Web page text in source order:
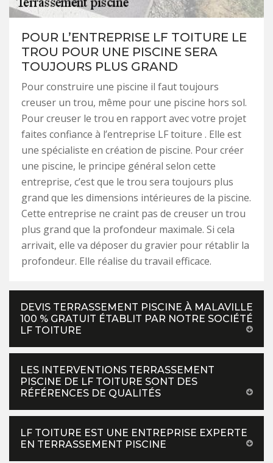
POUR L’ENTREPRISE LF TOITURE LE
TROU POUR UNE PISCINE SERA
TOUJOURS PLUS GRAND
Pour construire une piscine il faut toujours
creuser un trou, même pour une piscine hors sol.
Pour creuser le trou en rapport avec votre projet
faites confiance à l’entreprise LF toiture . Elle est
une spécialiste en création de piscine. Pour créer
une piscine, le principe général selon cette
entreprise, c’est que le trou sera toujours plus
grand que les dimensions intérieures de la piscine.
Cette entreprise ne craint pas de creuser un trou
plus grand que la profondeur maximale. Si cela
arrivait, elle va déposer du gravier pour rétablir la
profondeur. Elle réalise du travail efficace.
DEVIS TERRASSEMENT PISCINE À MALAVILLE
100 % GRATUIT ÉTABLIT PAR NOTRE SOCIÉTÉ
LF TOITURE
LES INTERVENTIONS TERRASSEMENT
PISCINE DE LF TOITURE SONT DES
RÉFÉRENCES DE QUALITÉS
LF TOITURE EST UNE ENTREPRISE EXPERTE
EN TERRASSEMENT PISCINE